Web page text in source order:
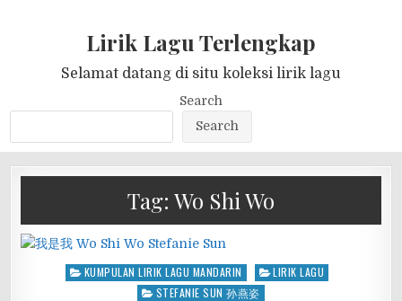
Lirik Lagu Terlengkap
Selamat datang di situ koleksi lirik lagu
Search
Search
Tag: Wo Shi Wo
Posted
KUMPULAN LIRIK LAGU MANDARIN
LIRIK LAGU
STEFANIE SUN 孙燕姿